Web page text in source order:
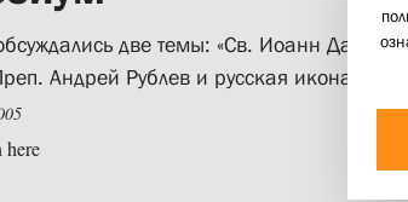
две темы: «Св. Иоанн
Андрей Рублев и русская икона»